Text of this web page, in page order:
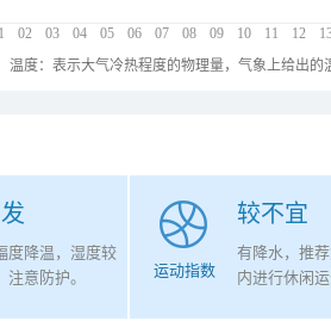
02 03 04 05 06 07 08 09 10 11 12
温度：表示大气冷热程度的物理量，气象上给出
度降温，湿度较
注意防护。
较不宜
运动指数
有降水，推
内进行休闲